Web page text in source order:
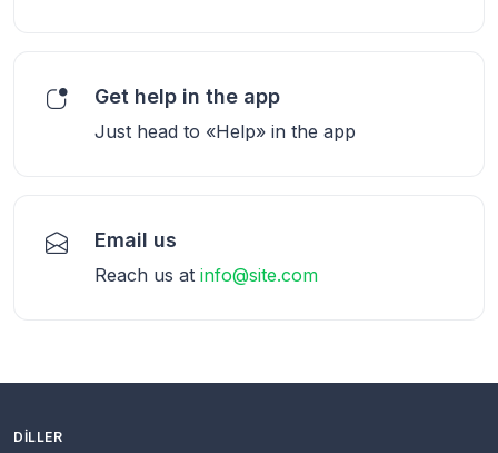
Get help in the app
Just head to «Help» in the app
Email us
Reach us at info@site.com
DILLER